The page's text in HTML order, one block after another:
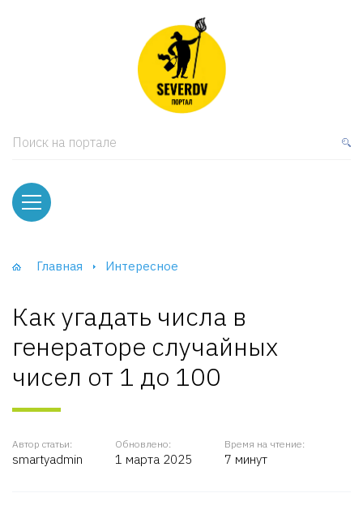
Поиск на портале
Главная Интересное
Как угадать числа в
генераторе случайных
чисел от 1 до 100
Автор статьи:
smartyadmin
Обновлено:
1 марта 2025
Время на чтение:
7 минут
и тумбы